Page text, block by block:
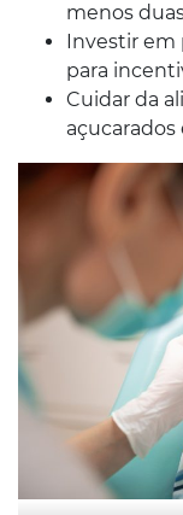
menos
Investir
para
Cuidar da
açucarados